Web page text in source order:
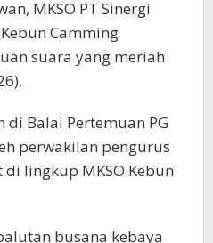
MKSO PT Sinergi
Camming
suara yang meriah
Balai Pertemuan PG
perwakilan pengurus
lingkup MKSO Kebun
busana kebaya